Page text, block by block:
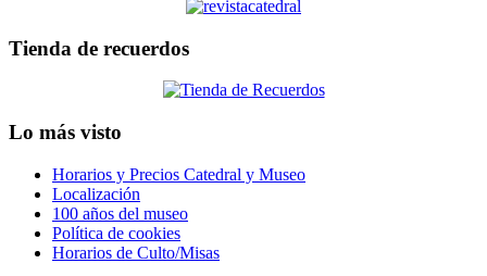
Tienda de recuerdos
Lo más visto
Horarios y Precios Catedral y Museo
Localización
100 años del museo
Política de cookies
Horarios de Culto/Misas